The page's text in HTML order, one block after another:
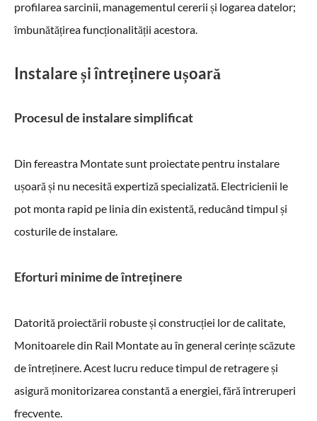
profilarea sarcinii, managementul cererii și logarea datelor;
îmbunătățirea funcționalității acestora.
Instalare și întreținere ușoară
Procesul de instalare simplificat
Din fereastra Montate sunt proiectate pentru instalare
ușoară și nu necesită expertiză specializată. Electricienii le
pot monta rapid pe linia din existentă, reducând timpul și
costurile de instalare.
Eforturi minime de întreținere
Datorită proiectării robuste și construcției lor de calitate,
Monitoarele din Rail Montate au în general cerințe scăzute
de întreținere. Acest lucru reduce timpul de retragere și
asigură monitorizarea constantă a energiei, fără întreruperi
frecvente.